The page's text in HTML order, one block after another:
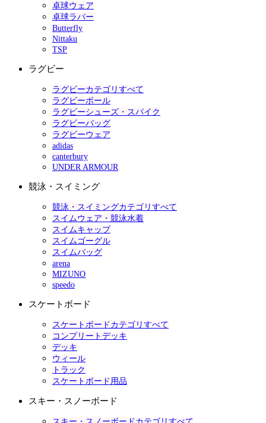
卓球ウェア
卓球ラバー
Butterfly
Nittaku
TSP
ラグビー
ラグビーカテゴリすべて
ラグビーボール
ラグビーシューズ・スパイク
ラグビーバッグ
ラグビーウェア
adidas
canterbury
UNDER ARMOUR
競泳・スイミング
競泳・スイミングカテゴリすべて
スイムウェア・競泳水着
スイムキャップ
スイムゴーグル
スイムバッグ
arena
MIZUNO
speedo
スケートボード
スケートボードカテゴリすべて
コンプリートデッキ
デッキ
ウィール
トラック
スケートボード用品
スキー・スノーボード